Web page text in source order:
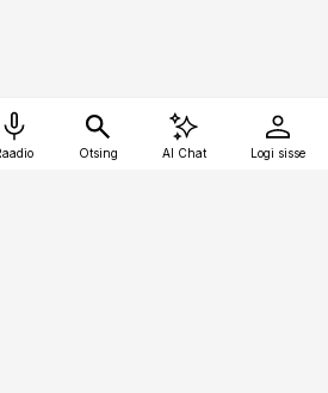
Otsing AI Chat Logi sisse